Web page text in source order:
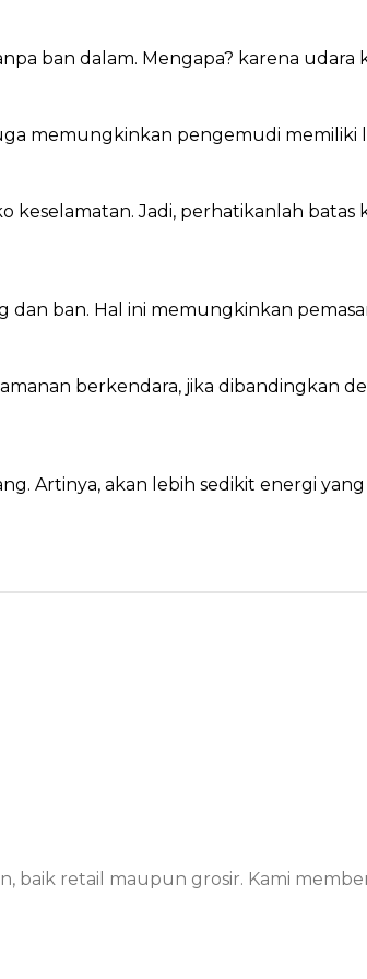
ban dalam. Mengapa? karena
memungkinkan pengemudi
Jadi, perhatikanlah batas
ban. Hal ini memungkinkan
berkendara, jika dibandingkan
Artinya, akan lebih sedikit energi
baik retail maupun grosir. Kami